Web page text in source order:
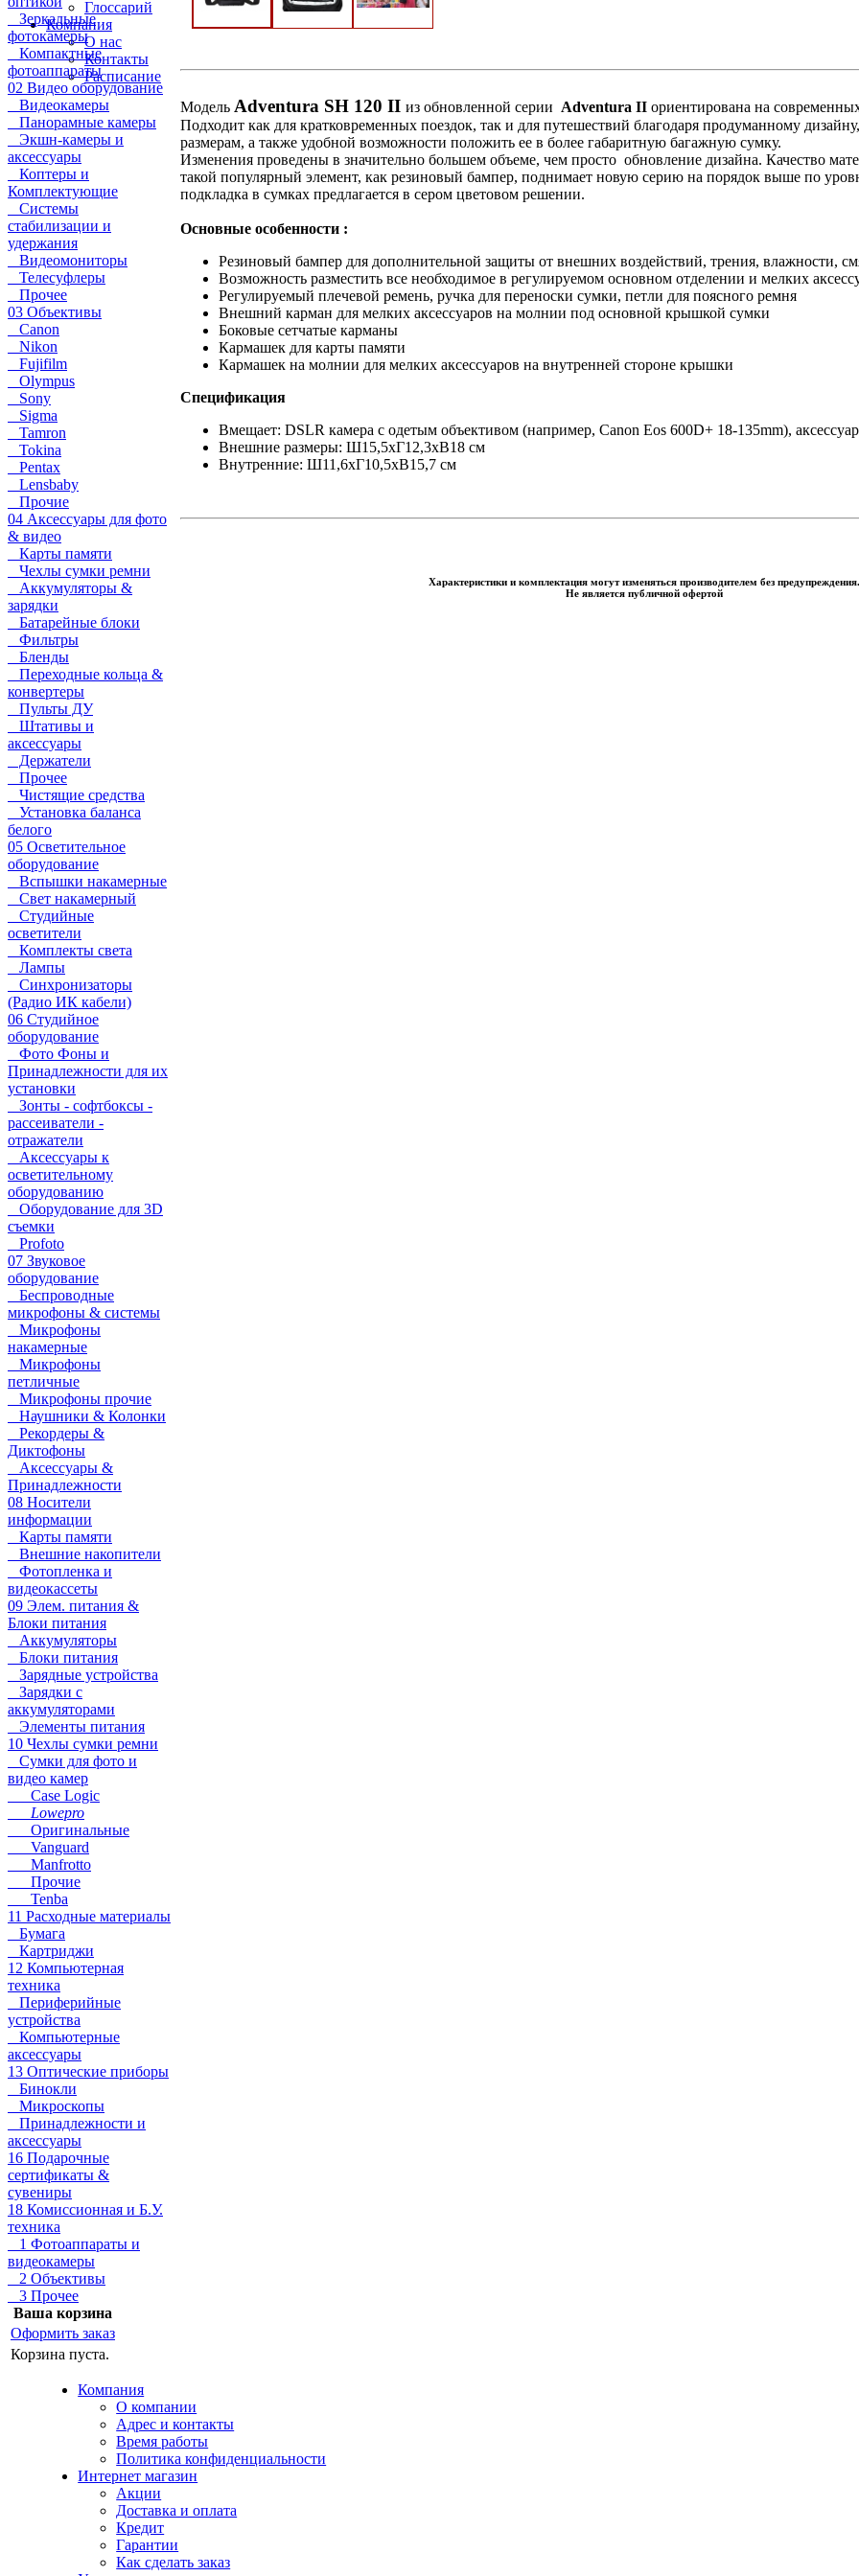
Глоссарий
Компания
О нас
Контакты
Расписание
Зеркальные
фотокамеры
Компактные
фотоаппараты
02 Видео оборудование
Видеокамеры
Панорамные камеры
Экшн-камеры и
аксессуары
Коптеры и
Комплектующие
Системы
стабилизации и
удержания
Видеомониторы
Телесуфлеры
Прочее
03 Объективы
Canon
Nikon
Fujifilm
Olympus
Sony
Sigma
Tamron
Tokina
Pentax
Lensbaby
Прочие
04 Аксессуары для фото
& видео
Карты памяти
Чехлы сумки ремни
Аккумуляторы &
зарядки
Батарейные блоки
Фильтры
Бленды
Переходные кольца &
конвертеры
Пульты ДУ
Штативы и
аксессуары
Держатели
Прочее
Чистящие средства
Установка баланса
белого
05 Осветительное
оборудование
Вспышки накамерные
Свет накамерный
Студийные
осветители
Комплекты света
Лампы
Синхронизаторы
(Радио ИК кабели)
06 Студийное
оборудование
Фото Фоны и
Принадлежности для их
установки
Зонты - софтбоксы -
рассеиватели -
отражатели
Аксессуары к
осветительному
оборудованию
Оборудование для 3D
съемки
Profoto
07 Звуковое
оборудование
Беспроводные
микрофоны & системы
Микрофоны
накамерные
Микрофоны
петличные
Микрофоны прочие
Наушники & Колонки
Рекордеры &
Диктофоны
Аксессуары &
Принадлежности
08 Носители
информации
Карты памяти
Внешние накопители
Фотопленка и
видеокассеты
09 Элем. питания &
Блоки питания
Аккумуляторы
Блоки питания
Зарядные устройства
Зарядки с
аккумуляторами
Элементы питания
10 Чехлы сумки ремни
Сумки для фото и
видео камер
Case Logic
Lowepro
Оригинальные
Vanguard
Manfrotto
Прочие
Tenba
11 Расходные материалы
Бумага
Картриджи
12 Компьютерная
техника
Периферийные
устройства
Компьютерные
аксессуары
13 Оптические приборы
Бинокли
Микроскопы
Принадлежности и
аксессуары
16 Подарочные
сертификаты &
сувениры
18 Комиссионная и Б.У.
техника
1 Фотоаппараты и
видеокамеры
2 Объективы
3 Прочее
Ваша корзина
Оформить заказ
Корзина пуста.
Модель Adventura SH 120 II из обновленной серии Adventura II ориентирована на
Подходит как для кратковременных поездок, так и для путешествий благодаря продуманному
размерам, а также удобной возможности положить ее в более габаритную багажную сумку.
Изменения проведены в значительно большем объеме, чем просто обновление дизайна. Качество
такой популярный элемент, как резиновый бампер, поднимает новую серию на порядок выше по
подкладка в сумках предлагается в сером цветовом решении.
Основные особенности :
Резиновый бампер для дополнительной защиты от внешних воздействий, трения, влажности,
Возможность разместить все необходимое в регулируемом основном отделении и мелких
Регулируемый плечевой ремень, ручка для переноски сумки, петли для поясного ремня
Внешний карман для мелких аксессуаров на молнии под основной крышкой сумки
Боковые сетчатые карманы
Кармашек для карты памяти
Кармашек на молнии для мелких аксессуаров на внутренней стороне крышки
Спецификация
Вмещает: DSLR камера с одетым объективом (например, Canon Eos 600D+ 18-135mm),
Внешние размеры: Ш15,5xГ12,3xВ18 см
Внутренние: Ш11,6xГ10,5хВ15,7 см
Характеристики и комплектация могут изменяться производителем без предупреждения.
Не является публичной офертой
Компания
О компании
Адрес и контакты
Время работы
Политика конфиденциальности
Интернет магазин
Акции
Доставка и оплата
Кредит
Гарантии
Как сделать заказ